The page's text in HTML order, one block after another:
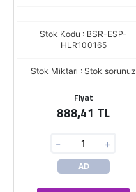
Stok Kodu : BSR-ESP-
HLR100165
Stok Miktarı : Stok sorunuz
Fiyat
888,41 TL
- +
AD